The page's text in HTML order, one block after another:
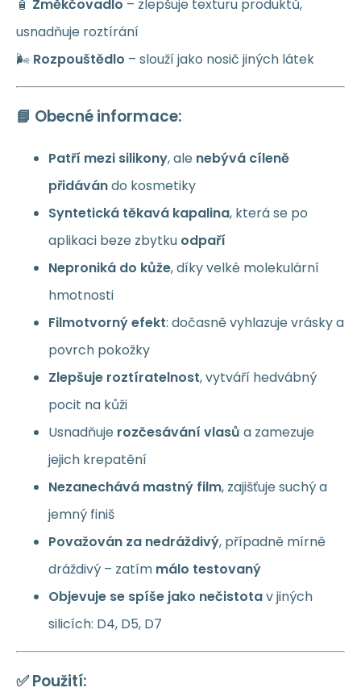
🧴 Změkčovadlo – zlepšuje texturu produktů,
usnadňuje roztírání
🌬️ Rozpouštědlo – slouží jako nosič jiných látek
📘 Obecné informace:
Patří mezi silikony, ale nebývá cíleně
přidávándo kosmetiky
Syntetická těkavá kapalina, která se po
aplikaci beze zbytku odpaří
Neproniká do kůže, díky velké molekulární
hmotnosti
Filmotvorný efekt: dočasně vyhlazuje vrásky a
povrch pokožky
Zlepšuje roztíratelnost, vytváří hedvábný
pocit na kůži
Usnadňuje rozčesávání vlasů a zamezuje
jejich krepatění
Nezanechává mastný film, zajišťuje suchý a
jemný finiš
Považován za nedráždivý, případně mírně
dráždivý – zatím málo testovaný
Objevuje se spíše jako nečistotav jiných
silicích: D4, D5, D7
✅ Použití: